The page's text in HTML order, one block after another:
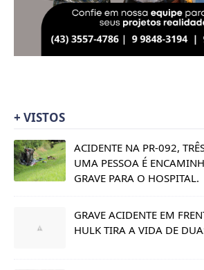
+ VISTOS
ACIDENTE NA PR-092,
UMA PESSOA É
GRAVE PARA O HOSPITAL.
GRAVE ACIDENTE EM
HULK TIRA A VIDA DE